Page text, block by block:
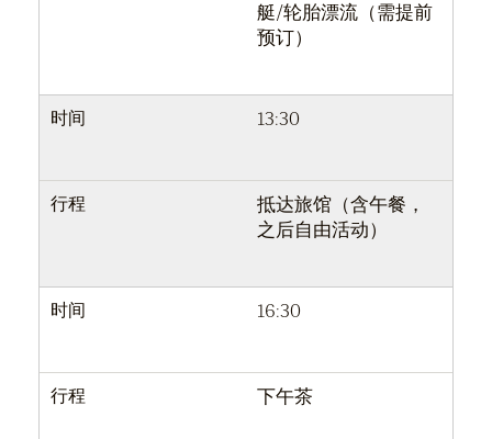
艇/轮胎漂流（需提前
预订）
时间 13:30
行程
抵达旅馆（含午餐，
之后自由活动）
时间 16:30
行程 下午茶